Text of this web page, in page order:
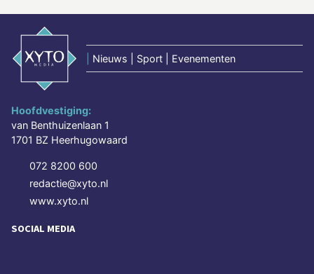
Nieuws | Sport | Evenementen
Hoofdvestiging:
van Benthuizenlaan 1
1701 BZ Heerhugowaard
072 8200 600
redactie@xyto.nl
www.xyto.nl
SOCIAL MEDIA